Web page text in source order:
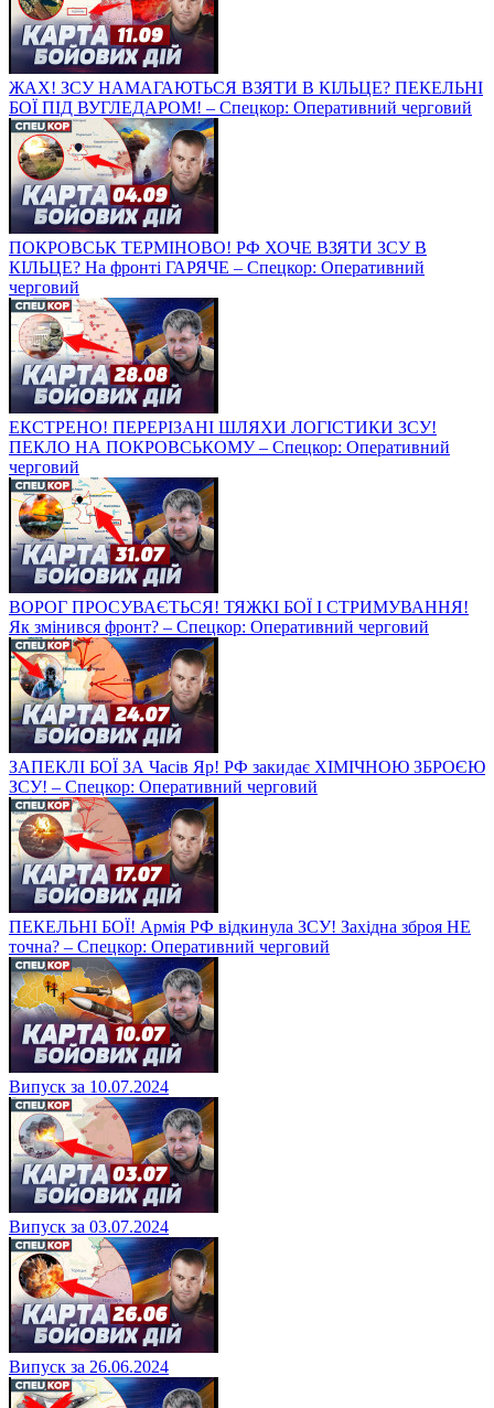
ЖАХ! ЗСУ НАМАГАЮТЬСЯ ВЗЯТИ В КІЛЬЦЕ? ПЕКЕЛЬНІ
БОЇ ПІД ВУГЛЕДАРОМ! – Спецкор: Оперативний черговий
ПОКРОВСЬК ТЕРМІНОВО! РФ ХОЧЕ ВЗЯТИ ЗСУ В
КІЛЬЦЕ? На фронті ГАРЯЧЕ – Спецкор: Оперативний
черговий
ЕКСТРЕНО! ПЕРЕРІЗАНІ ШЛЯХИ ЛОГІСТИКИ ЗСУ!
ПЕКЛО НА ПОКРОВСЬКОМУ – Спецкор: Оперативний
черговий
ВОРОГ ПРОСУВАЄТЬСЯ! ТЯЖКІ БОЇ І СТРИМУВАННЯ!
Як змінився фронт? – Спецкор: Оперативний черговий
ЗАПЕКЛІ БОЇ ЗА Часів Яр! РФ закидає ХІМІЧНОЮ ЗБРОЄЮ
ЗСУ! – Спецкор: Оперативний черговий
ПЕКЕЛЬНІ БОЇ! Армія РФ відкинула ЗСУ! Західна зброя НЕ
точна? – Спецкор: Оперативний черговий
Випуск за 10.07.2024
Випуск за 03.07.2024
Випуск за 26.06.2024